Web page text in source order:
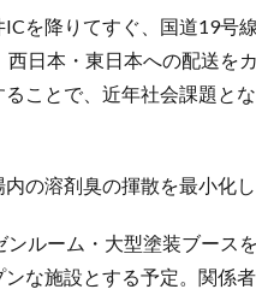
を降りてすぐ、国道19号
日本・東日本への配送を
ことで、近年社会課題と
の溶剤臭の揮散を最小化
ルーム・大型塗装ブース
な施設とする予定。関係